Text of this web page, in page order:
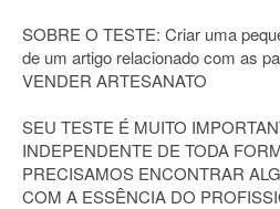
SOBRE O TESTE: Criar uma
de um artigo relacionado com as
VENDER ARTESANATO
SEU TESTE É MUITO
INDEPENDENTE DE TODA
PRECISAMOS ENCONTRAR
COM A ESSÊNCIA DO